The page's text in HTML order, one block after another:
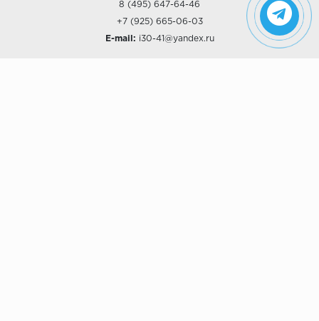
8 (495) 647-64-46
+7 (925) 665-06-03
E-mail: i30-41@yandex.ru